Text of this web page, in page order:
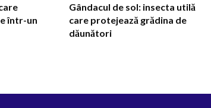
într-un
Gândacul de sol: insecta utilă
care protejează grădina de
dăunători